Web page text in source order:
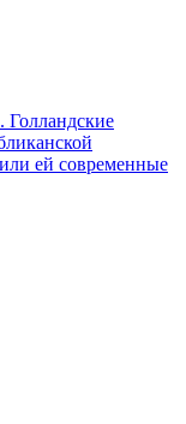
ей современные